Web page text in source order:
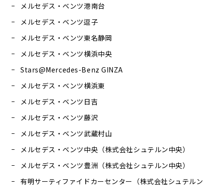
メルセデス・ベンツ港南台
メルセデス・ベンツ逗子
メルセデス・ベンツ東名静岡
メルセデス・ベンツ横浜中央
Stars@Mercedes-Benz GINZA
メルセデス・ベンツ横浜東
メルセデス・ベンツ日吉
メルセデス・ベンツ藤沢
メルセデス・ベンツ武蔵村山
メルセデス・ベンツ中央（株式会社シュテルン中央）
メルセデス・ベンツ豊洲（株式会社シュテルン中央）
有明サーティファイドカーセンター（株式会社シュテルン